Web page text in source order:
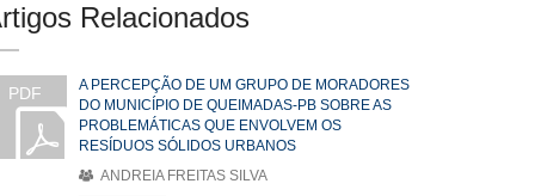
Relacionados
PDF
A PERCEPÇÃO DE UM GRUPO DE MORADORES
DO MUNICÍPIO DE QUEIMADAS-PB SOBRE AS
PROBLEMÁTICAS QUE ENVOLVEM OS
RESÍDUOS SÓLIDOS URBANOS
ANDREIA FREITAS SILVA